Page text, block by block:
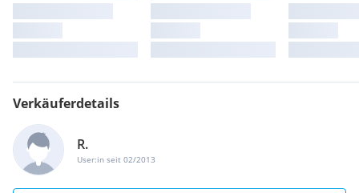
Verkäuferdetails
R.
User:in seit 02/2013